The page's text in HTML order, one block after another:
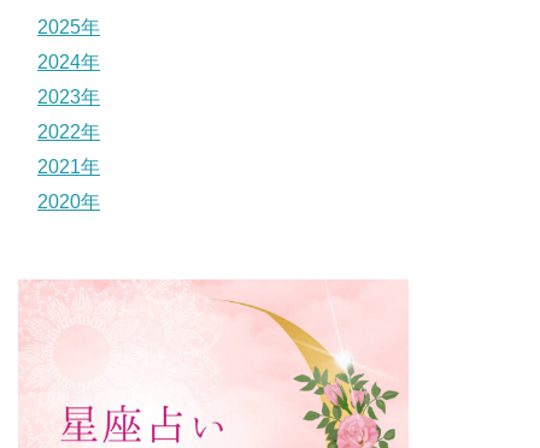
2025年
2024年
2023年
2022年
2021年
2020年